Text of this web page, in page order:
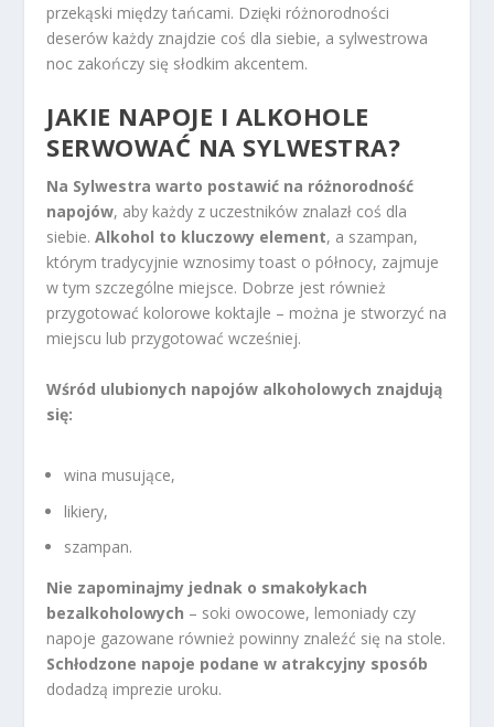
przekąski między tańcami. Dzięki różnorodności
deserów każdy znajdzie coś dla siebie, a sylwestrowa
noc zakończy się słodkim akcentem.
JAKIE NAPOJE I ALKOHOLE
SERWOWAĆ NA SYLWESTRA?
Na Sylwestra warto postawić na różnorodność
napojów, aby każdy z uczestników znalazł coś dla
siebie.Alkohol to kluczowy element, a szampan,
którym tradycyjnie wznosimy toast o północy, zajmuje
w tym szczególne miejsce. Dobrze jest również
przygotować kolorowe koktajle – można je stworzyć na
miejscu lub przygotować wcześniej.
Wśród ulubionych napojów alkoholowych znajdują
się:
wina musujące,
likiery,
szampan.
Nie zapominajmy jednak o smakołykach
bezalkoholowych – soki owocowe, lemoniady czy
napoje gazowane również powinny znaleźć się na stole.
Schłodzone napoje podane w atrakcyjny sposób
dodadzą imprezie uroku.